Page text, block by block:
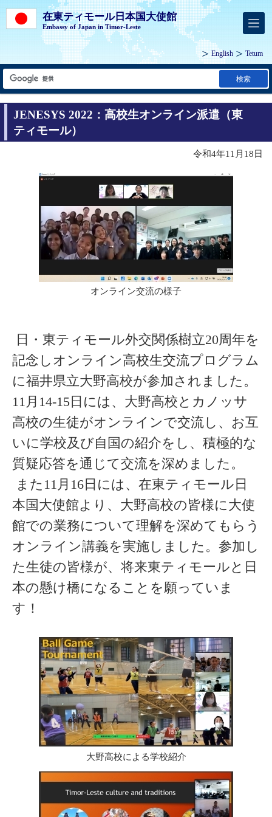
在東ティモール日本国大使館
Embassy of Japan in Timor-Leste
English Tetum
検索
JENESYS 2022：高校生オンライン派遣（東
ティモール）
令和4年11月18日
オンライン交流の様子
大野高校による学校紹介
日・東ティモール外交関係樹立20周年を
記念しオンライン高校生交流プログラム
に福井県立大野高校が参加されました。
11月14-15日には、大野高校とカノッサ
高校の生徒がオンラインで交流し、お互
いに学校及び自国の紹介をし、積極的な
質疑応答を通じて交流を深めました。
また11月16日には、在東ティモール日
本国大使館より、大野高校の皆様に大使
館での業務について理解を深めてもらう
オンライン講義を実施しました。参加し
た生徒の皆様が、将来東ティモールと日
本の懸け橋になることを願っていま
す！